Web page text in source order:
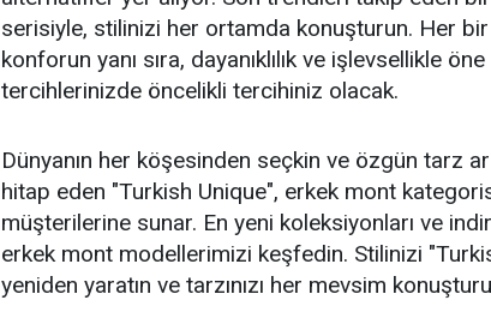
serisiyle, stilinizi her ortamda konuşturun. Her
konforun yanı sıra, dayanıklılık ve işlevsellikle
tercihlerinizde öncelikli tercihiniz olacak.
Dünyanın her köşesinden seçkin ve özgün tarz
hitap eden "Turkish Unique", erkek mont
müşterilerine sunar. En yeni koleksiyonları ve
erkek mont modellerimizi keşfedin. Stilinizi
yeniden yaratın ve tarzınızı her mevsim